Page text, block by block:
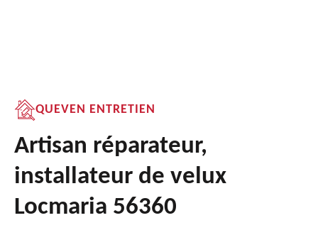
QUEVEN ENTRETIEN
Artisan réparateur,
installateur de velux
Locmaria 56360